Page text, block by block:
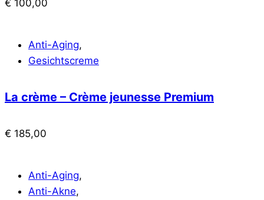
€ 100,00
Anti-Aging,
Gesichtscreme
La crème – Crème jeunesse Premium
€ 185,00
Anti-Aging,
Anti-Akne,